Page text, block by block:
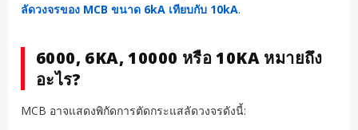
ลัดวงจรของ MCB ขนาด 6kA เทียบกับ 10kA.
6000, 6KA, 10000 หรือ 10KA หมายถึง
อะไร?
MCB อาจแสดงพิกัดการตัดกระแสลัดวงจรดังนี้: